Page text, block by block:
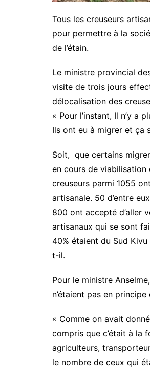
Tous les creuseurs
pour permettre à la
de l’étain.
Le ministre provincial
visite de trois jours
délocalisation des
« Pour l’instant, Il n’y a
Ils ont eu à migrer et ça
Soit, que certains
en cours de viabilisation
creuseurs parmi 1055
artisanale. 50 d’entre
800 ont accepté d’aller
artisanaux qui se sont
40% étaient du Sud Kivu
t-il.
Pour le ministre
n’étaient pas en
« Comme on avait
compris que c’était à la
agriculteurs,
le nombre de ceux qui